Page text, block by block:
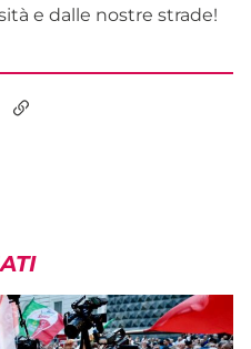
e dalle nostre strade!